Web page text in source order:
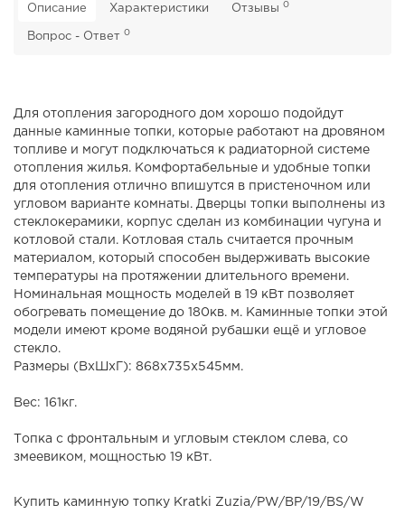
Описание Характеристики Отзывы 0
Вопрос - Ответ 0
Для отопления загородного дом хорошо подойдут
данные каминные топки, которые работают на дровяном
топливе и могут подключаться к радиаторной системе
отопления жилья. Комфортабельные и удобные топки
для отопления отлично впишутся в пристеночном или
угловом варианте комнаты. Дверцы топки выполнены из
стеклокерамики, корпус сделан из комбинации чугуна и
котловой стали. Котловая сталь считается прочным
материалом, который способен выдерживать высокие
температуры на протяжении длительного времени.
Номинальная мощность моделей в 19 кВт позволяет
обогревать помещение до 180кв. м. Каминные топки этой
модели имеют кроме водяной рубашки ещё и угловое
стекло.
Размеры (ВxШxГ): 868x735x545мм.
Вес: 161кг.
Топка с фронтальным и угловым стеклом слева, со
змеевиком, мощностью 19 кВт.
Купить каминную топку Kratki Zuzia/PW/BP/19/BS/W